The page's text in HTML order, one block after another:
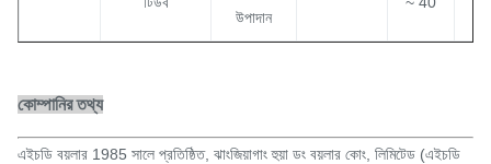
উপাদান
কোম্পানির তথ্য
এইচডি বয়লার 1985 সালে প্রতিষ্ঠিত, ঝাংজিয়াগাং হুয়া ডং বয়লার কোং, লিমিটেড (এইচডি